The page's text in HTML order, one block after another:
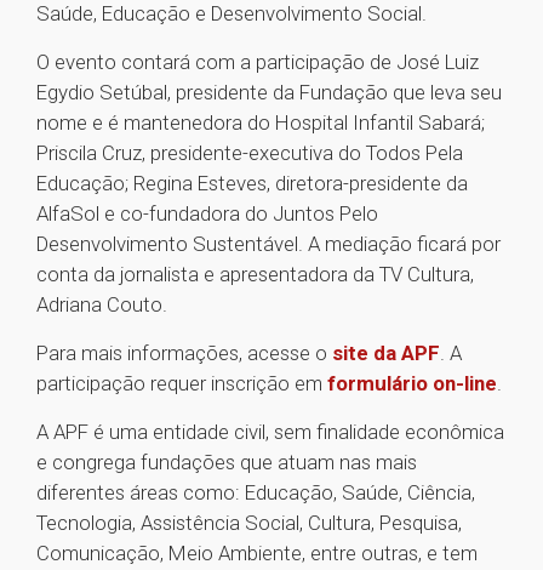
Saúde, Educação e Desenvolvimento Social.
O evento contará com a participação de José Luiz
Egydio Setúbal, presidente da Fundação que leva seu
nome e é mantenedora do Hospital Infantil Sabará;
Priscila Cruz, presidente-executiva do Todos Pela
Educação; Regina Esteves, diretora-presidente da
AlfaSol e co-fundadora do Juntos Pelo
Desenvolvimento Sustentável. A mediação ficará por
conta da jornalista e apresentadora da TV Cultura,
Adriana Couto.
Para mais informações, acesse o site da APF. A
participação requer inscrição em formulário on-line.
A APF é uma entidade civil, sem finalidade econômica
e congrega fundações que atuam nas mais
diferentes áreas como: Educação, Saúde, Ciência,
Tecnologia, Assistência Social, Cultura, Pesquisa,
Comunicação, Meio Ambiente, entre outras, e tem